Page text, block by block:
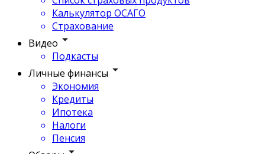
Калькулятор ОСАГО
Страхование
Видео
Подкасты
Личные финансы
Экономия
Кредиты
Ипотека
Налоги
Пенсия